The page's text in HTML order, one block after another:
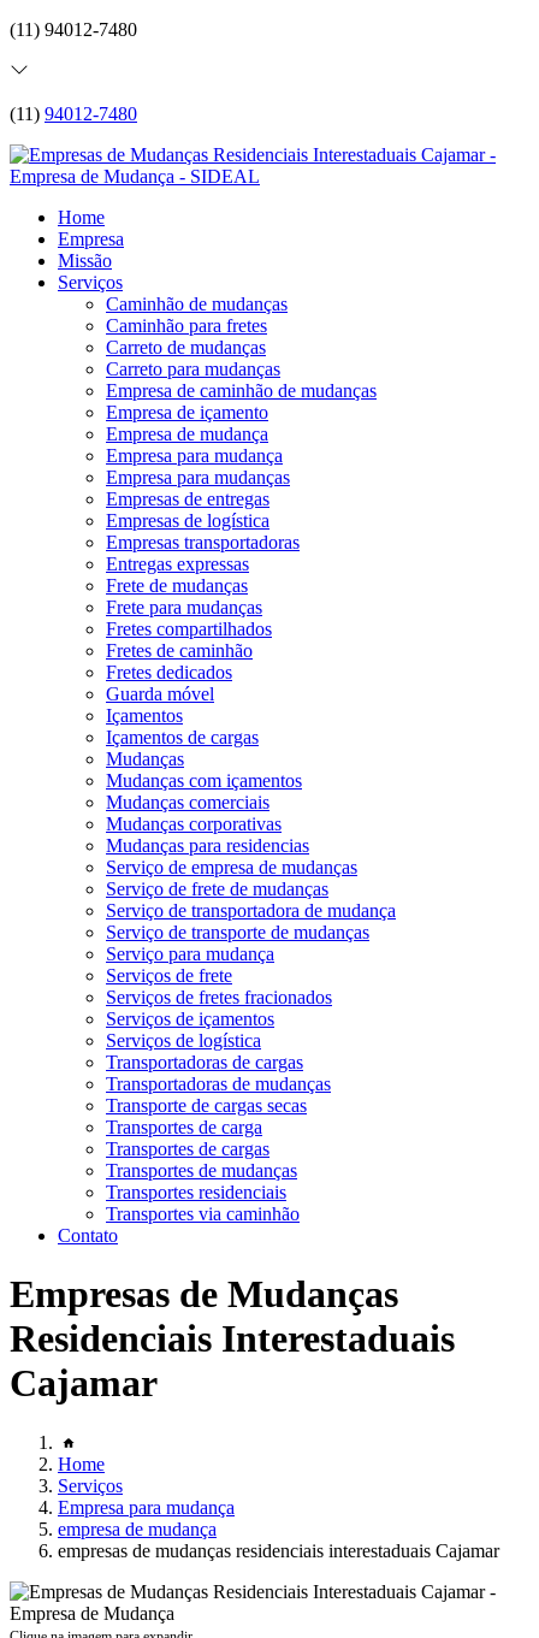
(11) 94012-7480
(11) 94012-7480
Home
Empresa
Missão
Serviços
Caminhão de mudanças
Caminhão para fretes
Carreto de mudanças
Carreto para mudanças
Empresa de caminhão de mudanças
Empresa de içamento
Empresa de mudança
Empresa para mudança
Empresa para mudanças
Empresas de entregas
Empresas de logística
Empresas transportadoras
Entregas expressas
Frete de mudanças
Frete para mudanças
Fretes compartilhados
Fretes de caminhão
Fretes dedicados
Guarda móvel
Içamentos
Içamentos de cargas
Mudanças
Mudanças com içamentos
Mudanças comerciais
Mudanças corporativas
Mudanças para residencias
Serviço de empresa de mudanças
Serviço de frete de mudanças
Serviço de transportadora de mudança
Serviço de transporte de mudanças
Serviço para mudança
Serviços de frete
Serviços de fretes fracionados
Serviços de içamentos
Serviços de logística
Transportadoras de cargas
Transportadoras de mudanças
Transporte de cargas secas
Transportes de carga
Transportes de cargas
Transportes de mudanças
Transportes residenciais
Transportes via caminhão
Contato
Empresas de Mudanças
Residenciais Interestaduais
Cajamar
Home
Serviços
Empresa para mudança
empresa de mudança
empresas de mudanças residenciais interestaduais Cajamar